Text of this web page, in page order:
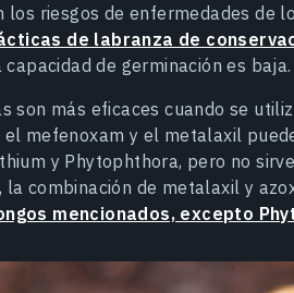
los riesgos de enfermedades de
de labranza de
capacidad de germinación es baja.
son más eficaces cuando se
el mefenoxam y el metalaxil
y Phytophthora, pero no
la combinación de metalaxil y
mencionados, excepto